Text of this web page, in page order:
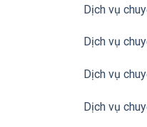
Dịch vụ
Dịch vụ
Dịch vụ
Dịch vụ